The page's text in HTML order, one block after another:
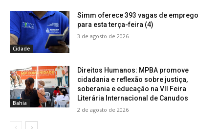
Cidade
Simm oferece 393 vagas de emprego
para esta terça-feira (4)
3 de agosto de 2026
Bahia
Direitos Humanos: MPBA promove
cidadania e reflexão sobre justiça,
soberania e educação na VII Feira
Literária Internacional de Canudos
2 de agosto de 2026